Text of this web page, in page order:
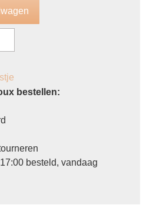
bestellen:
besteld, vandaag